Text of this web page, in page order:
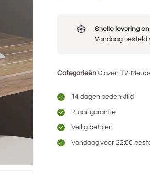
Snelle levering
Vandaag besteld
Categorieën Glazen TV-
14 dagen bedenktijd
2 jaar garantie
Veilig betalen
Vandaag voor 22:00